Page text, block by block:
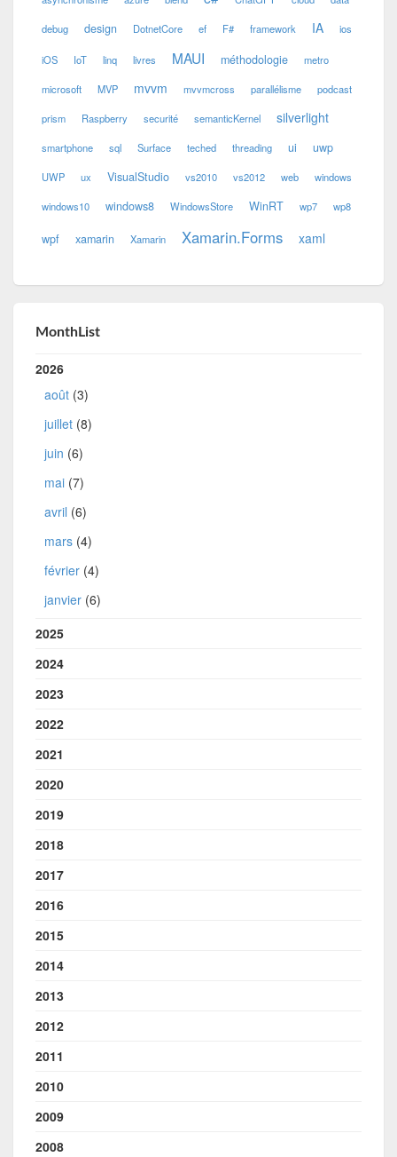
debug design DotnetCore ef F# framework IA ios
iOS IoT linq livres MAUI méthodologie metro
microsoft MVP mvvm mvvmcross parallélisme podcast
prism Raspberry securité semanticKernel silverlight
smartphone sql Surface teched threading ui uwp
UWP ux VisualStudio vs2010 vs2012 web windows
windows10 windows8 WindowsStore WinRT wp7 wp8
wpf xamarin Xamarin Xamarin.Forms xaml
MonthList
2026
août (3)
juillet (8)
juin (6)
mai (7)
avril (6)
mars (4)
février (4)
janvier (6)
2025
2024
2023
2022
2021
2020
2019
2018
2017
2016
2015
2014
2013
2012
2011
2010
2009
2008